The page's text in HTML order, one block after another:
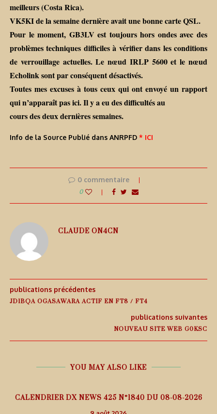
meilleurs (Costa Rica).
VK5KI de la semaine dernière avait une bonne carte QSL.
Pour le moment, GB3LV est toujours hors ondes avec des
problèmes techniques difficiles à vérifier dans les conditions
de verrouillage actuelles. Le nœud IRLP 5600 et le nœud
Echolink sont par conséquent désactivés.
Toutes mes excuses à tous ceux qui ont envoyé un rapport
qui n’apparaît pas ici. Il y a eu des difficultés au
cours des deux dernières semaines.
Info de la Source Publié dans ANRPFD * ICI
0 commentaire
0
CLAUDE ON4CN
publications précédentes
JD1BQA OGASAWARA ACTIF EN FT8 / FT4
publications suivantes
NOUVEAU SITE WEB G0KSC
YOU MAY ALSO LIKE
CALENDRIER DX NEWS 425 N°1840 DU 08-08-2026